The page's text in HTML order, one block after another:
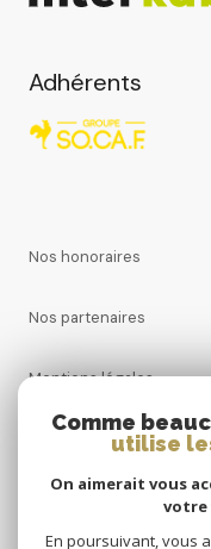
Adhérents
Nos honoraires
Nos partenaires
Mentions légales
Comme
utilise
On aimerait vous
votre
En poursuivant, vous